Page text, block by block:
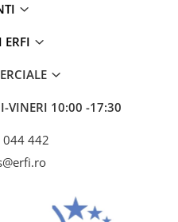
pe 8 pozitii si
Y
ghidaje de ham integrate,
hamului se ajusteaza
eliminand nevoia de a
fante la fiecare reglaj.
a dovedit o solutie de
in special pentru bebelusii
bazinului bebelusului,
cat si pe inaltime.
ERFI
VINERI 10:00 -17:30
442